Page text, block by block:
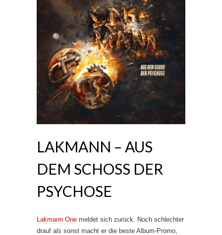
LAKMANN – AUS
DEM SCHOSS DER P
SYCHOSE
Lakmann One meldet sich zurück. Noch schlechter
drauf als sonst macht er die beste Album-Promo,